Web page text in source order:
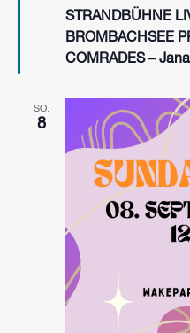
STRANDBÜHNE
BROMBACHSEE
COMRADES –
SO.
8